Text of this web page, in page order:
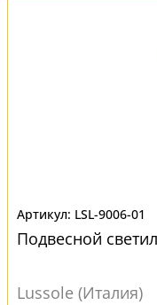
LSL-9006-01
Подвесной
Lussole (Италия)